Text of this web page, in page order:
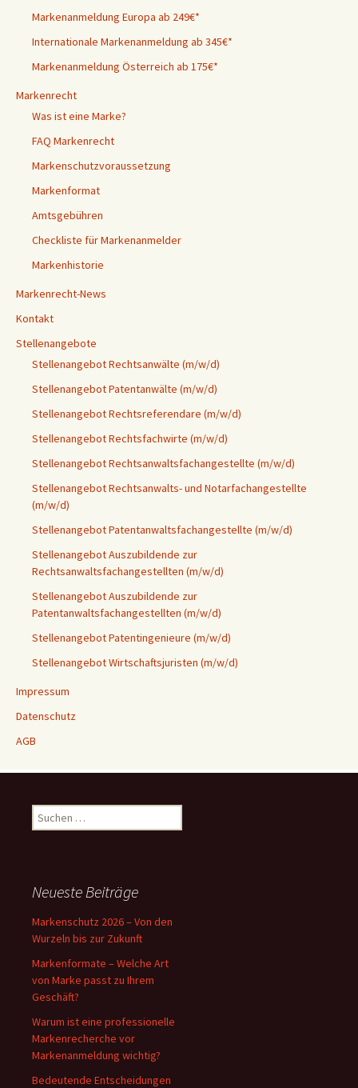
Markenanmeldung Europa ab 249€*
Internationale Markenanmeldung ab 345€*
Markenanmeldung Österreich ab 175€*
Markenrecht
Was ist eine Marke?
FAQ Markenrecht
Markenschutzvoraussetzung
Markenformat
Amtsgebühren
Checkliste für Markenanmelder
Markenhistorie
Markenrecht-News
Kontakt
Stellenangebote
Stellenangebot Rechtsanwälte (m/w/d)
Stellenangebot Patentanwälte (m/w/d)
Stellenangebot Rechtsreferendare (m/w/d)
Stellenangebot Rechtsfachwirte (m/w/d)
Stellenangebot Rechtsanwaltsfachangestellte (m/w/d)
Stellenangebot Rechtsanwalts- und Notarfachangestellte
(m/w/d)
Stellenangebot Patentanwaltsfachangestellte (m/w/d)
Stellenangebot Auszubildende zur
Rechtsanwaltsfachangestellten (m/w/d)
Stellenangebot Auszubildende zur
Patentanwaltsfachangestellten (m/w/d)
Stellenangebot Patentingenieure (m/w/d)
Stellenangebot Wirtschaftsjuristen (m/w/d)
Impressum
Datenschutz
AGB
Suchen
nach:
Neueste Beiträge
Markenschutz 2026 – Von den
Wurzeln bis zur Zukunft
Markenformate – Welche Art
von Marke passt zu Ihrem
Geschäft?
Warum ist eine professionelle
Markenrecherche vor
Markenanmeldung wichtig?
Bedeutende Entscheidungen